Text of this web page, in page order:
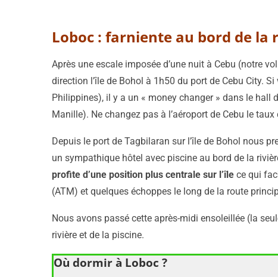
Loboc : farniente au bord de la
Après une escale imposée d’une nuit à Cebu (notre
direction l’île de Bohol à 1h50 du port de Cebu City.
Philippines), il y a un « money changer » dans le hall
Manille). Ne changez pas à l’aéroport de Cebu le
Depuis le port de Tagbilaran sur l’île de Bohol nous
un sympathique hôtel avec piscine au bord de la
profite d’une position plus centrale sur l’île ce qui
(ATM) et quelques échoppes le long de la route
Nous avons passé cette après-midi ensoleillée (la
rivière et de la piscine.
Où dormir à Loboc ?